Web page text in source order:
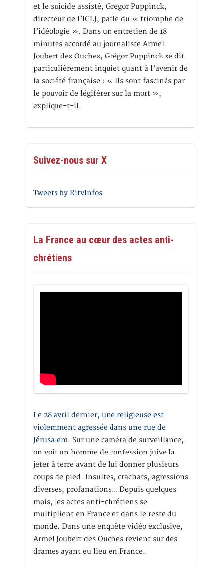
et le suicide assisté, Gregor Puppinck,
directeur de l’ICLJ, parle du « triomphe de
l’idéologie ». Dans un entretien de 18
minutes accordé au journaliste Armel
Joubert des Ouches, Grégor Puppinck se dit
particulièrement inquiet quant à l’avenir de
la société française : « Ils sont fascinés par
le pouvoir de légiférer sur la mort »,
explique-t-il.
Suivez-nous sur X
Tweets by RitvInfos
La France au cœur des actes anti-
chrétiens
Le 28 avril dernier, une religieuse est
violemment agressée dans une rue de
Jérusalem. Sur une caméra de surveillance,
on voit un homme de confession juive la
jeter à terre avant de lui donner plusieurs
coups de pied. Insultes, crachats, agressions
diverses, profanations… Depuis quelques
mois, les actes anti-chrétiens se
multiplient en France et dans le reste du
monde. Dans une enquête vidéo exclusive,
Armel Joubert des Ouches revient sur des
drames ayant eu lieu en France.